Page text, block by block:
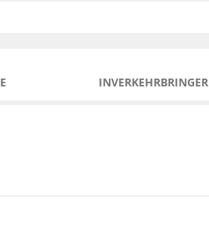
INVERKEHRBRINGER